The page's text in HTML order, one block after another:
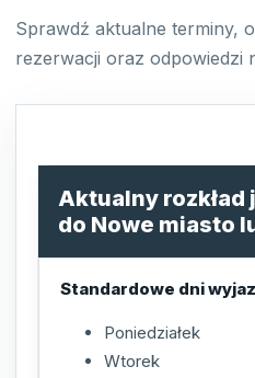
Sprawdź aktualne terminy,
rezerwacji oraz odpowiedzi
Aktualny rozkład
do Nowe miasto
Standardowe dni
Poniedziałek
Wtorek